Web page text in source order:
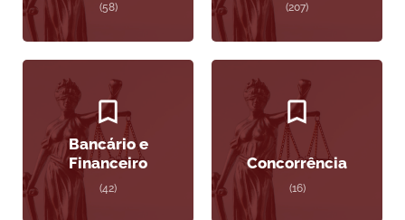
(58) (207)
Bancário e
Financeiro
(42)
Concorrência
(16)